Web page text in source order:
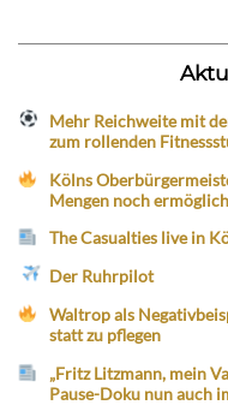
Mehr Reichweite mit
zum rollenden
Kölns
Mengen noch
The Casualties live in
Der Ruhrpilot
Waltrop als
statt zu pflegen
„Fritz Litzmann, mein
Pause-Doku nun auch